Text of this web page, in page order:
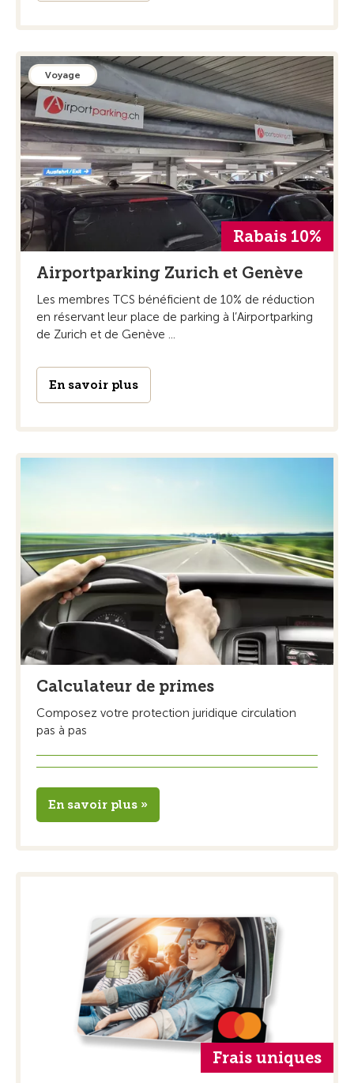
Voyage
Rabais 10%
Airportparking Zurich et Genève
Les membres TCS bénéficient de 10% de réduction
en réservant leur place de parking à l’Airportparking
de Zurich et de Genève ...
En savoir plus
Calculateur de primes
Composez votre protection juridique circulation
pas à pas
En savoir plus »
Frais uniques